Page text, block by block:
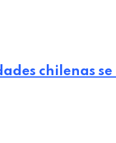
chilenas